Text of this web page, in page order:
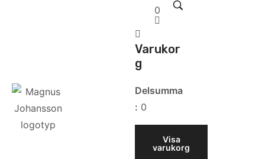
0
Varukor
g
Delsumma
: 0
Visa
varukorg